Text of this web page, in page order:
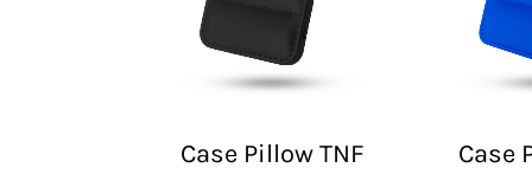
Case Pillow TNF
Case